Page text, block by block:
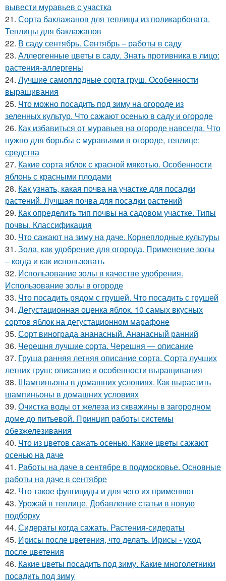
вывести муравьев с участка
21. Сорта баклажанов для теплицы из поликарбоната.
Теплицы для баклажанов
22. В саду сентябрь. Сентябрь – работы в саду
23. Аллергенные цветы в саду. Знать противника в лицо:
растения-аллергены
24. Лучшие самоплодные сорта груш. Особенности
выращивания
25. Что можно посадить под зиму на огороде из
зеленных культур. Что сажают осенью в саду и огороде
26. Как избавиться от муравьев на огороде навсегда. Что
нужно для борьбы с муравьями в огороде, теплице:
средства
27. Какие сорта яблок с красной мякотью. Особенности
яблонь с красными плодами
28. Как узнать, какая почва на участке для посадки
растений. Лучшая почва для посадки растений
29. Как определить тип почвы на садовом участке. Типы
почвы. Классификация
30. Что сажают на зиму на даче. Корнеплодные культуры
31. Зола, как удобрение для огорода. Применение золы
– когда и как использовать
32. Использование золы в качестве удобрения.
Использование золы в огороде
33. Что посадить рядом с грушей. Что посадить с грушей
34. Дегустационная оценка яблок. 10 самых вкусных
сортов яблок на дегустационном марафоне
35. Сорт винограда ананасный. Ананасный ранний
36. Черешня лучшие сорта. Черешня — описание
37. Груша ранняя летняя описание сорта. Сорта лучших
летних груш: описание и особенности выращивания
38. Шампиньоны в домашних условиях. Как вырастить
шампиньоны в домашних условиях
39. Очистка воды от железа из скважины в загородном
доме до питьевой. Принцип работы системы
обезжелезивания
40. Что из цветов сажать осенью. Какие цветы сажают
осенью на даче
41. Работы на даче в сентябре в подмосковье. Основные
работы на даче в сентябре
42. Что такое фунгициды и для чего их применяют
43. Урожай в теплице. Добавление статьи в новую
подборку
44. Сидераты когда сажать. Растения-сидераты
45. Ирисы после цветения, что делать. Ирисы - уход
после цветения
46. Какие цветы посадить под зиму. Какие многолетники
посадить под зиму